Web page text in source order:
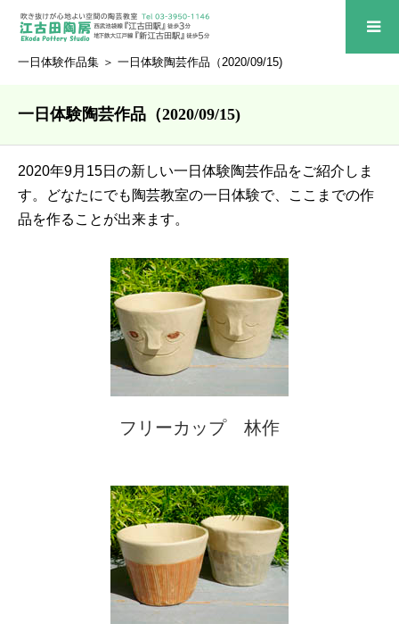
一日体験作品集 ＞ 一日体験陶芸作品（2020/09/15)
一日体験陶芸作品（2020/09/15)
2020年9月15日の新しい一日体験陶芸作品をご紹介しま
す。どなたにでも陶芸教室の一日体験で、ここまでの作
品を作ることが出来ます。
フリーカップ 林作